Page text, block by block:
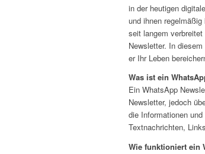
in der heutigen
und ihnen
seit langem
Newsletter. In
er Ihr Leben
Was ist ein
Ein WhatsApp
Newsletter, jedoch
die Informationen
Textnachrichten,
Wie funktioniert ein